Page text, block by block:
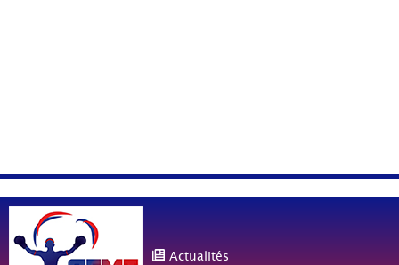
Actualités